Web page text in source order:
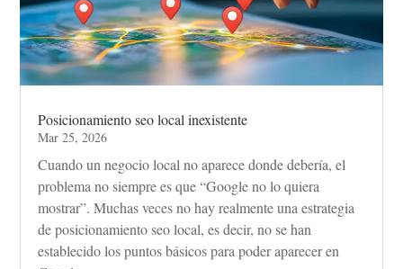
Posicionamiento seo local inexistente
Mar 25, 2026
Cuando un negocio local no aparece donde debería, el
problema no siempre es que “Google no lo quiera
mostrar”. Muchas veces no hay realmente una estrategia
de posicionamiento seo local, es decir, no se han
establecido los puntos básicos para poder aparecer en